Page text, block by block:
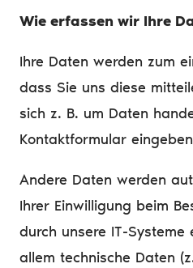
Wie erfassen wir Ihre
Ihre Daten werden zum
dass Sie uns diese
sich z. B. um Daten
Kontaktformular
Andere Daten werden
Ihrer Einwilligung beim
durch unsere IT-
allem technische Daten